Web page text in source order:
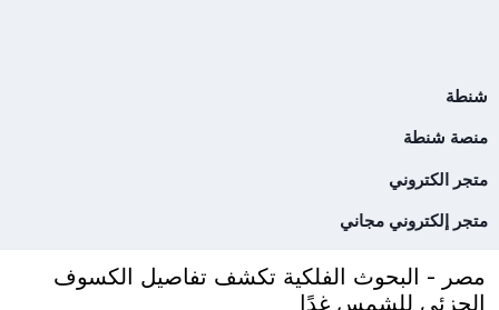
شنطة
منصة شنطة
متجر الكتروني
متجر إلكتروني مجاني
مصر - البحوث الفلكية تكشف تفاصيل الكسوف
الجزئي للشمس غدًا